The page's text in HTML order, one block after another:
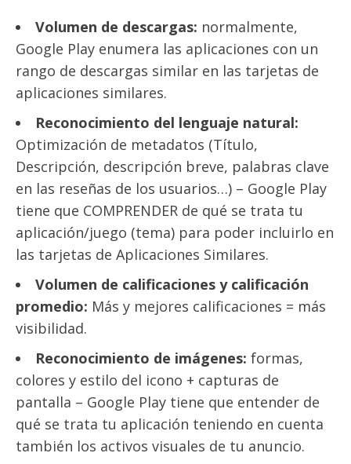
Volumen de descargas: normalmente,
Google Play enumera las aplicaciones con un
rango de descargas similar en las tarjetas de
aplicaciones similares.
Reconocimiento del lenguaje natural:
Optimización de metadatos (Título,
Descripción, descripción breve, palabras clave
en las reseñas de los usuarios…) – Google Play
tiene que COMPRENDER de qué se trata tu
aplicación/juego (tema) para poder incluirlo en
las tarjetas de Aplicaciones Similares.
Volumen de calificaciones y calificación
promedio: Más y mejores calificaciones = más
visibilidad.
Reconocimiento de imágenes: formas,
colores y estilo del icono + capturas de
pantalla – Google Play tiene que entender de
qué se trata tu aplicación teniendo en cuenta
también los activos visuales de tu anuncio.